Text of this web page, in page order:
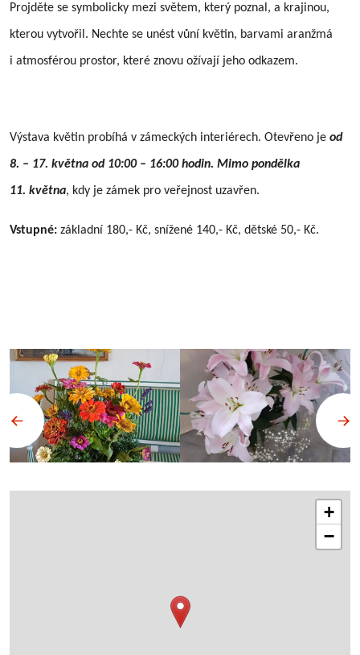
Projděte se symbolicky mezi světem, který poznal, a krajinou,
kterou vytvořil. Nechte se unést vůní květin, barvami aranžmá
i atmosférou prostor, které znovu ožívají jeho odkazem.
Výstava květin probíhá v zámeckých interiérech. Otevřeno je od
8. – 17. května od 10:00 – 16:00 hodin. Mimo pondělka
11. května, kdy je zámek pro veřejnost uzavřen.
Vstupné: základní 180,- Kč, snížené 140,- Kč, dětské 50,- Kč.
+
−